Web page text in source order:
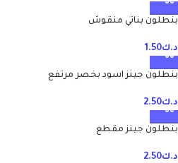
بنطلون بناتي منقوش
د.ك1.50
بنطلون جينز اسود بخصر مرتفع
د.ك2.50
بنطلون جينز مقطع
د.ك2.50